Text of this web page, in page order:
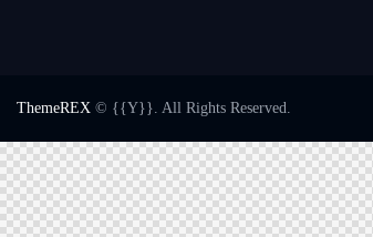
ThemeREX © {{Y}}. All Rights Reserved.